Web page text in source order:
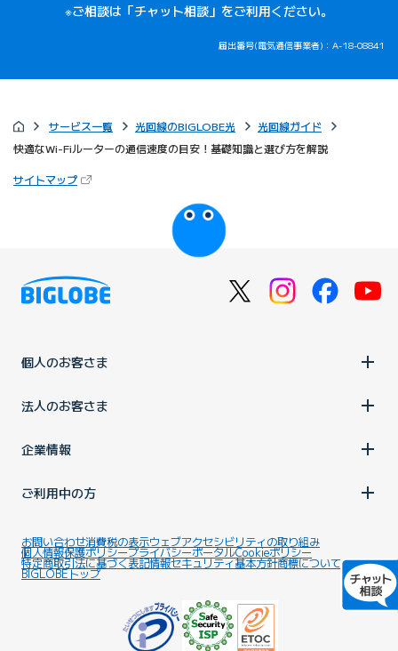
※ご相談は「チャット相談」をご利用ください。
届出番号(電気通信事業者)：A-18-08841
サービス一覧 光回線のBIGLOBE光
光回線ガイド
快適なWi-Fiルーターの通信速度の目安！基礎知識と選び方を解説
サイトマップ（新しいタブで開きます）
個人のお客さま
法人のお客さま
企業情報
ご利用中の方
お問い合わせ消費税の表示ウェブアクセシビリティの取り組み
個人情報保護ポリシープライバシーポータルCookieポリシー
特定商取引法に基づく表記情報セキュリティ基本方針商標について
BIGLOBEトップ